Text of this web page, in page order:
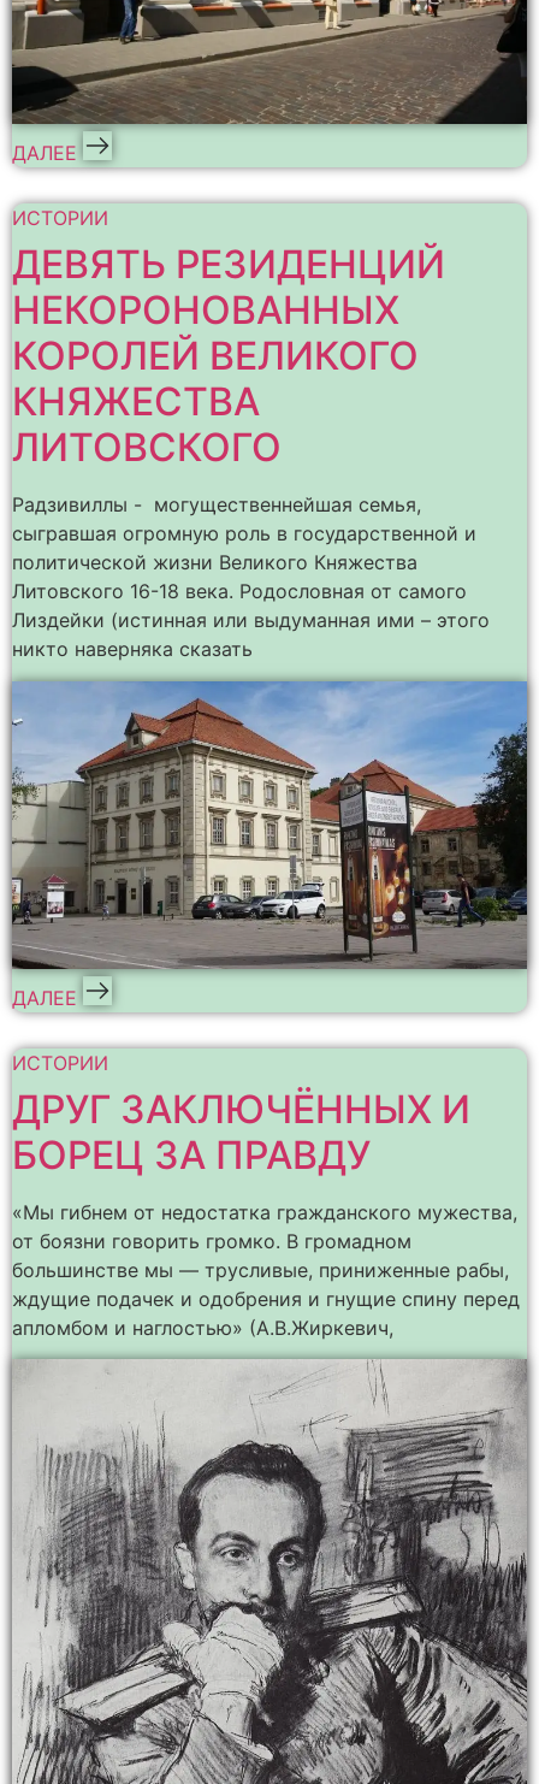
ДАЛЕЕ
ИСТОРИИ
ДЕВЯТЬ РЕЗИДЕНЦИЙ
НЕКОРОНОВАННЫХ
КОРОЛЕЙ ВЕЛИКОГО
КНЯЖЕСТВА
ЛИТОВСКОГО
Радзивиллы - могущественнейшая семья,
сыгравшая огромную роль в государственной и
политической жизни Великого Княжества
Литовского 16-18 века. Родословная от самого
Лиздейки (истинная или выдуманная ими – этого
никто наверняка сказать
ДАЛЕЕ
ИСТОРИИ
ДРУГ ЗАКЛЮЧЁННЫХ И
БОРЕЦ ЗА ПРАВДУ
«Мы гибнем от недостатка гражданского мужества,
от боязни говорить громко. В громадном
большинстве мы — трусливые, приниженные рабы,
ждущие подачек и одобрения и гнущие спину перед
апломбом и наглостью» (А.В.Жиркевич,